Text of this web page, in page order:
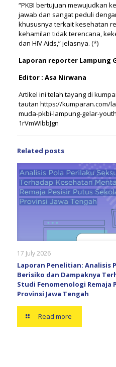
“PKBI bertujuan mewujudkan
jawab dan sangat peduli
khususnya terkait kesehatan
kehamilan tidak terencana,
dan HIV Aids,” jelasnya. (*)
Laporan reporter Lampung
Editor : Asa Nirwana
Artikel ini telah tayang di
tautan https://kumparan.com/
muda-pkbi-lampung-gelar-
1rVmWIbbJgn
Related posts
17 July 2026
Laporan Penelitian: Analisis
Berisiko dan Dampaknya
Studi Fenomenologi Remaja
Provinsi Jawa Tengah
Read more